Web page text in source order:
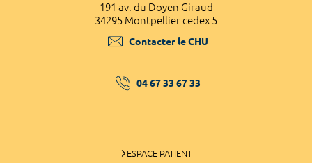
191 av. du Doyen Giraud
34295 Montpellier cedex 5
Contacter le CHU
04 67 33 67 33
ESPACE PATIENT